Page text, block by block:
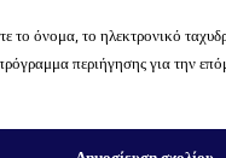
το όνομα, το ηλεκτρονικό
περιήγησης για την